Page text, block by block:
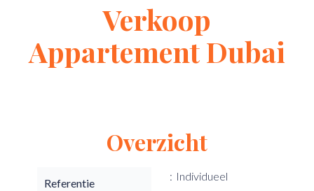
Verkoop
Appartement Dubai
Overzicht
Referentie
Individueel